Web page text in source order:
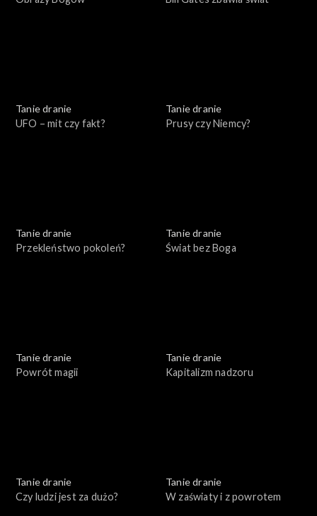
Tanie dranie
UFO – mit czy fakt?
Tanie dranie
Prusy czy Niemcy?
Tanie dranie
Przekleństwo pokoleń?
Tanie dranie
Świat bez Boga
Tanie dranie
Powrót magii
Tanie dranie
Kapitalizm nadzoru
Tanie dranie
Czy ludzi jest za dużo?
Tanie dranie
W zaświaty i z powrotem